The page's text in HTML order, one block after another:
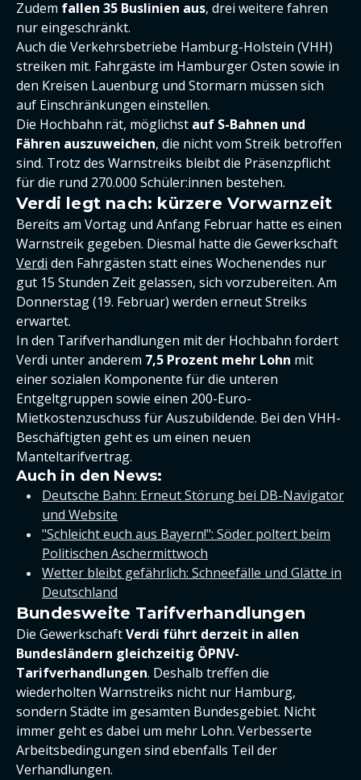
Zudem fallen 35 Buslinien aus, drei weitere fahren
nur eingeschränkt.
Auch die Verkehrsbetriebe Hamburg-Holstein (VHH)
streiken mit. Fahrgäste im Hamburger Osten sowie in
den Kreisen Lauenburg und Stormarn müssen sich
auf Einschränkungen einstellen.
Die Hochbahn rät, möglichst auf S-Bahnen und
Fähren auszuweichen, die nicht vom Streik betroffen
sind. Trotz des Warnstreiks bleibt die Präsenzpflicht
für die rund 270.000 Schüler:innen bestehen.
Verdi legt nach: kürzere Vorwarnzeit
Bereits am Vortag und Anfang Februar hatte es einen
Warnstreik gegeben. Diesmal hatte die Gewerkschaft
Verdi den Fahrgästen statt eines Wochenendes nur
gut 15 Stunden Zeit gelassen, sich vorzubereiten. Am
Donnerstag (19. Februar) werden erneut Streiks
erwartet.
In den Tarifverhandlungen mit der Hochbahn fordert
Verdi unter anderem 7,5 Prozent mehr Lohn mit
einer sozialen Komponente für die unteren
Entgeltgruppen sowie einen 200-Euro-
Mietkostenzuschuss für Auszubildende. Bei den VHH-
Beschäftigten geht es um einen neuen
Manteltarifvertrag.
Auch in den News:
Deutsche Bahn: Erneut Störung bei DB-Navigator
und Website
"Schleicht euch aus Bayern!": Söder poltert beim
Politischen Aschermittwoch
Wetter bleibt gefährlich: Schneefälle und Glätte in
Deutschland
Bundesweite Tarifverhandlungen
Die GewerkschaftVerdi führt derzeit in allen
Bundesländern gleichzeitig ÖPNV-
Tarifverhandlungen. Deshalb treffen die
wiederholten Warnstreiks nicht nur Hamburg,
sondern Städte im gesamten Bundesgebiet. Nicht
immer geht es dabei um mehr Lohn. Verbesserte
Arbeitsbedingungen sind ebenfalls Teil der
Verhandlungen.